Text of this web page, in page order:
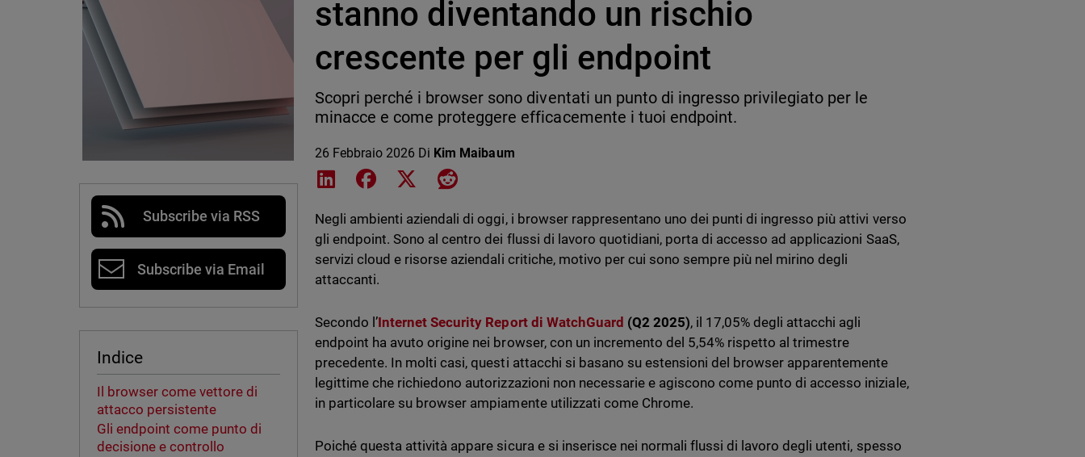
Subscribe via RSS
Subscribe via Email
Indice
Il browser come vettore di
attacco persistente
Gli endpoint come punto di
decisione e controllo
stanno diventando un rischio
crescente per gli endpoint
Scopri perché i browser sono diventati un punto di ingresso privilegiato per le
minacce e come proteggere efficacemente i tuoi endpoint.
26 Febbraio 2026 Di Kim Maibaum
Share on LinkedIn
Share on Facebook
Share on XShare on Reddit
Negli ambienti aziendali di oggi, i browser rappresentano uno dei punti di ingresso più attivi verso
gli endpoint. Sono al centro dei flussi di lavoro quotidiani, porta di accesso ad applicazioni SaaS,
servizi cloud e risorse aziendali critiche, motivo per cui sono sempre più nel mirino degli
attaccanti.
Secondo l’Internet Security Report di WatchGuard (Q2 2025), il 17,05% degli attacchi agli
endpoint ha avuto origine nei browser, con un incremento del 5,54% rispetto al trimestre
precedente. In molti casi, questi attacchi si basano su estensioni del browser apparentemente
legittime che richiedono autorizzazioni non necessarie e agiscono come punto di accesso iniziale,
in particolare su browser ampiamente utilizzati come Chrome.
Poiché questa attività appare sicura e si inserisce nei normali flussi di lavoro degli utenti, spesso